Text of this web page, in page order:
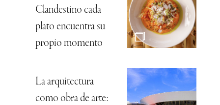
Clandestino cada
plato encuentra su
propio momento
La arquitectura
como obra de arte: